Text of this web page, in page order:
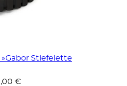
Stiefelette
€